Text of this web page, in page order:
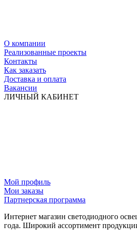
О компании
Реализованные проекты
Контакты
Как заказать
Доставка и оплата
Вакансии
ЛИЧНЫЙ КАБИНЕТ
Мой профиль
Мои заказы
Партнерская программа
Интернет магазин светодиодного
года. Широкий ассортимент